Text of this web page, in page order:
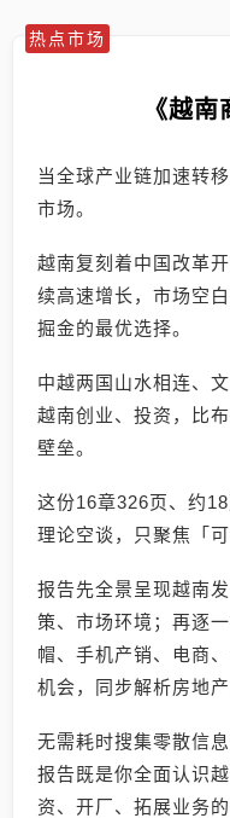
热点市场
《越
当全球产业链加速转
市场。
越南复刻着中国改革
续高速增长，市场空
掘金的最优选择。
中越两国山水相连、
越南创业、投资，比
壁垒。
这份16章326页、约
理论空谈，只聚焦「
报告先全景呈现越南
策、市场环境；再逐
帽、手机产销、电商
机会，同步解析房地
无需耗时搜集零散信
报告既是你全面认识
资、开厂、拓展业务